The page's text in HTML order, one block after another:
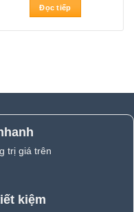
Đọc tiếp
trị giá trên
kiệm